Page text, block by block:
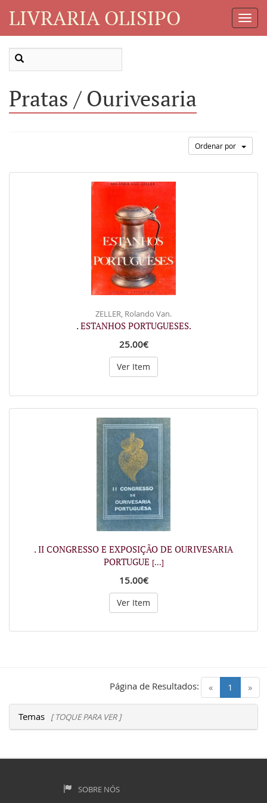
LIVRARIA OLISIPO
Pratas / Ourivesaria
Ordenar por
ZELLER, Rolando Van.
. ESTANHOS PORTUGUESES.
25.00€
Ver Item
. II CONGRESSO E EXPOSIÇÃO DE OURIVESARIA
PORTUGUE [...]
15.00€
Ver Item
« 1 (current)
»
Página de Resultados:
Temas [ TOQUE PARA VER ]
SOBRE NÓS